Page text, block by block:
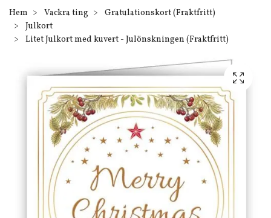
Hem Vackra ting
Gratulationskort (Fraktfritt)
Julkort
Litet Julkort med kuvert - Julönskningen (Fraktfritt)